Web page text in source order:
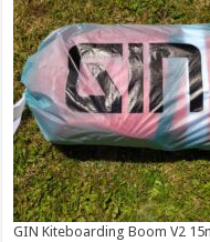
GIN Kiteboarding Boom V2